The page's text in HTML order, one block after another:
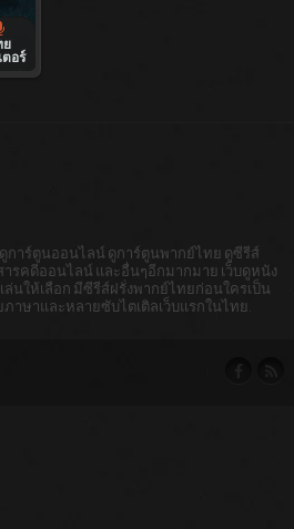
ย
ตอร์
การ์ตูนออนไลน์ ดูการ์ตูนพากย์ไทย ดูซีรีส์
รคดีออนไลน์ และอื่นๆอีกมากมาย เว็บดูหนัง
นให้เลือก มีซีรีส์ฝรั่งพากย์ไทยก่อนใครเป็น
ภาษาและหลายซับไตเติลเว็บแรกในไทย.